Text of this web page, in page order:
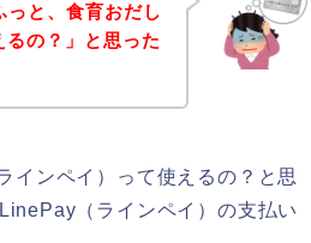
っと、食育おだし
の？」と思った
インペイ）って使えるの？と思
（ラインペイ）の支払い